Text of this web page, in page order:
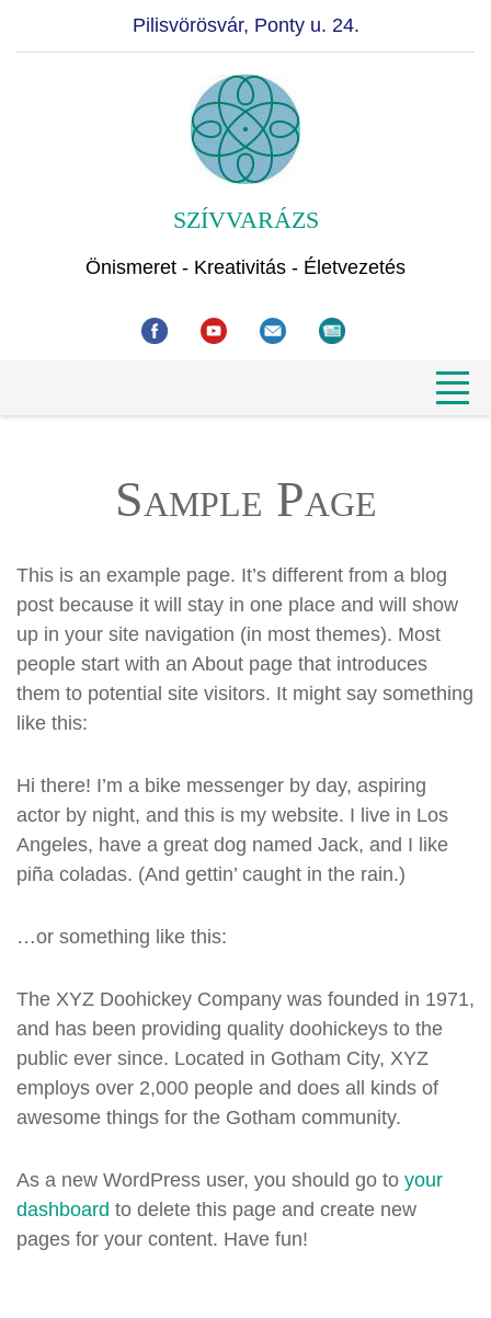
Pilisvörösvár, Ponty u. 24.
SZÍVVARÁZS
Önismeret - Kreativitás - Életvezetés
Sample Page
This is an example page. It’s different from a blog
post because it will stay in one place and will show
up in your site navigation (in most themes). Most
people start with an About page that introduces
them to potential site visitors. It might say something
like this:
Hi there! I’m a bike messenger by day, aspiring
actor by night, and this is my website. I live in Los
Angeles, have a great dog named Jack, and I like
piña coladas. (And gettin’ caught in the rain.)
…or something like this:
The XYZ Doohickey Company was founded in 1971,
and has been providing quality doohickeys to the
public ever since. Located in Gotham City, XYZ
employs over 2,000 people and does all kinds of
awesome things for the Gotham community.
As a new WordPress user, you should go to your
dashboard to delete this page and create new
pages for your content. Have fun!